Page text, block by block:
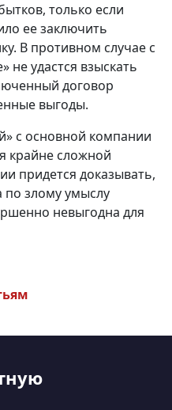
только если
ее заключить
В противном случае с
не удастся взыскать
договор
выгоды.
с основной компании
крайне сложной
придется доказывать,
по злому умыслу
невыгодна для